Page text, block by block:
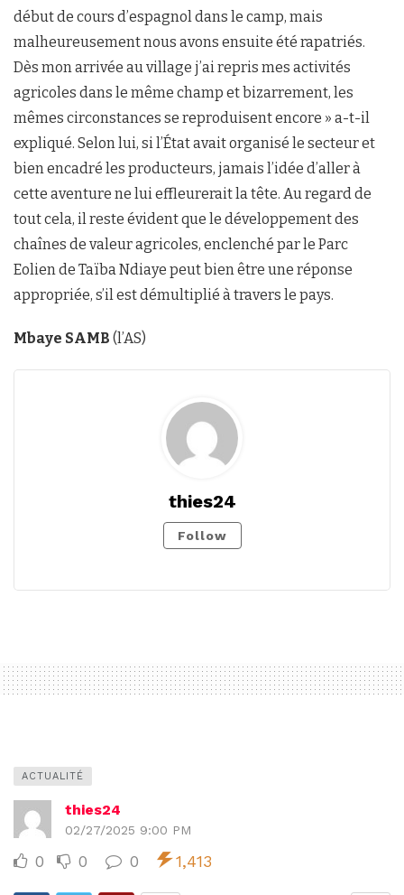
début de cours d’espagnol dans le camp, mais
malheureusement nous avons ensuite été rapatriés.
Dès mon arrivée au village j’ai repris mes activités
agricoles dans le même champ et bizarrement, les
mêmes circonstances se reproduisent encore » a-t-il
expliqué. Selon lui, si l’État avait organisé le secteur et
bien encadré les producteurs, jamais l’idée d’aller à
cette aventure ne lui effleurerait la tête. Au regard de
tout cela, il reste évident que le développement des
chaînes de valeur agricoles, enclenché par le Parc
Eolien de Taïba Ndiaye peut bien être une réponse
appropriée, s’il est démultiplié à travers le pays.
Mbaye SAMB (l’AS)
thies24
Follow
ACTUALITÉ
thies24
02/27/2025 9:00 PM
0 0 0 1,413